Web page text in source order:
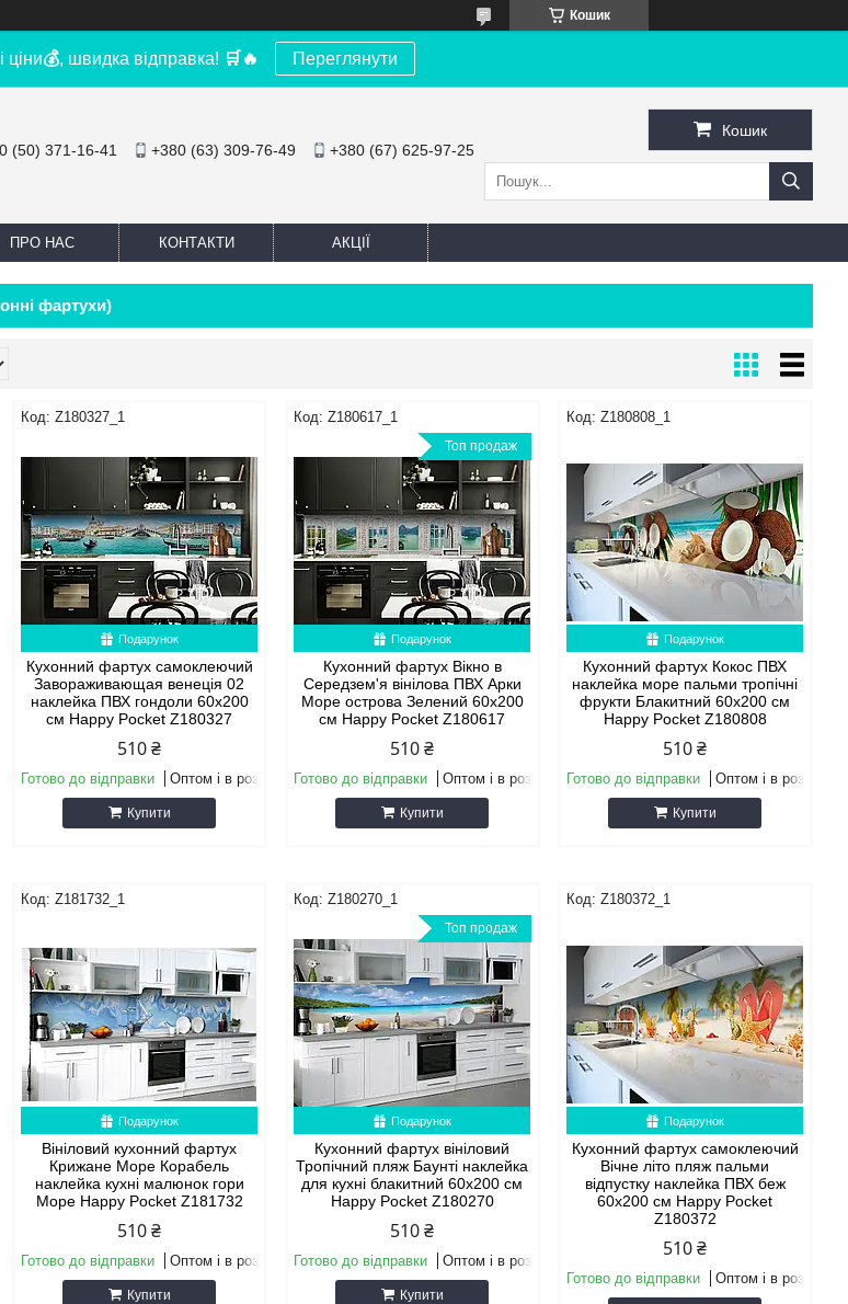
Кошик
ціни💰, швидка відправка! 🛒 🔥 Переглянути
(50) 371-16-41 +380 (63) 309-76-49 +380 (67) 625-97-25
Кошик
ПРО НАС КОНТАКТИ АКЦІЇ
фартухи)
Z180327_1
Подарунок
Кухонний фартух самоклеючий
Завораживающая венеція 02
наклейка ПВХ гондоли 60х200
см Happy Pocket Z180327
510 ₴
Готово до відправки Оптом і в роздріб
Купити
Z180617_1
Топ продаж
Подарунок
Кухонний фартух Вікно в
Середзем'я вінілова ПВХ Арки
Море острова Зелений 60х200
см Happy Pocket Z180617
510 ₴
Готово до відправки Оптом і в роздріб
Купити
Z180808_1
Подарунок
Кухонний фартух Кокос ПВХ
наклейка море пальми тропічні
фрукти Блакитний 60х200 см
Happy Pocket Z180808
510 ₴
Готово до відправки Оптом і в роздріб
Купити
Z181732_1
Подарунок
Вініловий кухонний фартух
Крижане Море Корабель
наклейка кухні малюнок гори
Море Happy Pocket Z181732
510 ₴
Готово до відправки Оптом і в роздріб
Купити
Z180270_1
Топ продаж
Подарунок
Кухонний фартух вініловий
Тропічний пляж Баунті наклейка
для кухні блакитний 60х200 см
Happy Pocket Z180270
510 ₴
Готово до відправки Оптом і в роздріб
Купити
Z180372_1
Подарунок
Кухонний фартух самоклеючий
Вічне літо пляж пальми
відпустку наклейка ПВХ беж
60х200 см Happy Pocket
Z180372
510 ₴
Готово до відправки Оптом і в роздріб